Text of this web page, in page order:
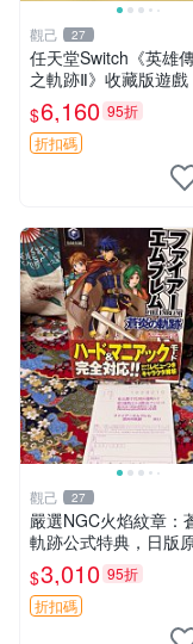
觀己 27
任天堂Switch《英雄
之軌跡Ⅱ》收藏版遊戲
原裝全新未開包
收藏版 游戲機臺
$6,160 95折
折扣碼
觀己 27
嚴選NGC火焰紋章：
軌跡公式特典，日版
邊函套，保存極佳95
炎之軌跡 公式特典
$3,010 95折
折扣碼